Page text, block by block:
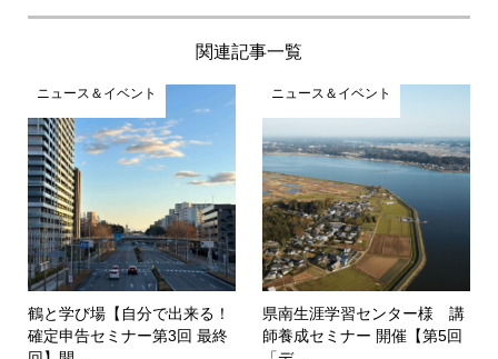
関連記事一覧
ニュース＆イベント
鶴と学び場【自分で出来る！
確定申告セミナー第3回 最終
ニュース＆イベント
県南生涯学習センター様 講
師養成セミナー 開催【第5回